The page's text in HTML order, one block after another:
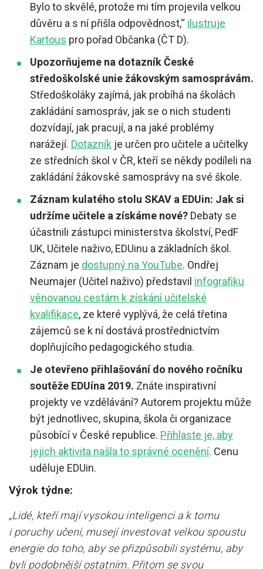
Bylo to skvělé, protože mi tím projevila velkou
důvěru a s ní přišla odpovědnost,“ ilustruje
Kartous pro pořad Občanka (ČT D).
Upozorňujeme na dotazník České
středoškolské unie žákovským samosprávám.
Středoškoláky zajímá, jak probíhá na školách
zakládání samospráv, jak se o nich studenti
dozvídají, jak pracují, a na jaké problémy
narážejí. Dotazník je určen pro učitele a učitelky
ze středních škol v ČR, kteří se někdy podíleli na
zakládání žákovské samosprávy na své škole.
Záznam kulatého stolu SKAV a EDUin: Jak si
udržíme učitele a získáme nové? Debaty se
účastnili zástupci ministerstva školství, PedF
UK, Učitele naživo, EDUinu a základních škol.
Záznam je dostupný na YouTube. Ondřej
Neumajer (Učitel naživo) představil infografiku
věnovanou cestám k získání učitelské
kvalifikace, ze které vyplývá, že celá třetina
zájemců se k ní dostává prostřednictvím
doplňujícího pedagogického studia.
Je otevřeno přihlašování do nového ročníku
soutěže EDUína 2019. Znáte inspirativní
projekty ve vzdělávání? Autorem projektu může
být jednotlivec, skupina, škola či organizace
působící v České republice. Přihlaste je, aby
jejich aktivita našla to správné ocenění. Cenu
uděluje EDUin.
Výrok týdne:
„Lidé, kteří mají vysokou inteligenci a k tomu
i poruchy učení, musejí investovat velkou spoustu
energie do toho, aby se přizpůsobili systému, aby
byli podobnější ostatním. Přitom se svou